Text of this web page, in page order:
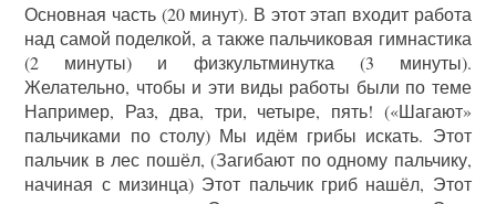
Основная часть (20 минут). В этот этап входит работа
над самой поделкой, а также пальчиковая гимнастика
(2 минуты) и физкультминутка (3 минуты).
Желательно, чтобы и эти виды работы были по теме
Например, Раз, два, три, четыре, пять! («Шагают»
пальчиками по столу) Мы идём грибы искать. Этот
пальчик в лес пошёл, (Загибают по одному пальчику,
начиная с мизинца) Этот пальчик гриб нашёл, Этот